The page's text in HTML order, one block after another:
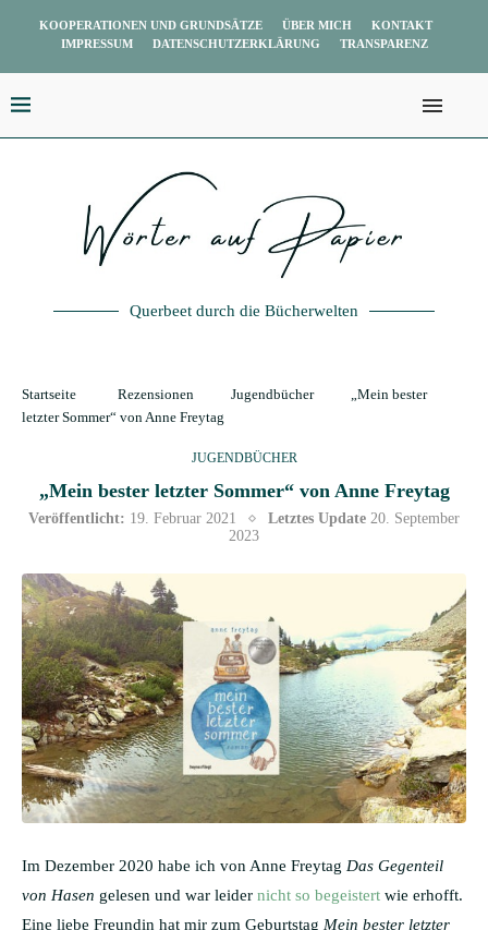
KOOPERATIONEN UND GRUNDSÄTZE ÜBER MICH
KONTAKT
IMPRESSUM
DATENSCHUTZERKLÄRUNG TRANSPARENZ
Querbeet durch die Bücherwelten
Startseite Rezensionen Jugendbücher
„Mein bester
letzter Sommer“ von Anne Freytag
JUGENDBÜCHER
„Mein bester letzter Sommer“ von Anne Freytag
Veröffentlicht: 19. Februar 2021 Letztes Update 20. September
2023
Im Dezember 2020 habe ich von Anne Freytag Das Gegenteil
von Hasen gelesen und war leider nicht so begeistert wie erhofft.
Eine liebe Freundin hat mir zum Geburtstag Mein bester letzter